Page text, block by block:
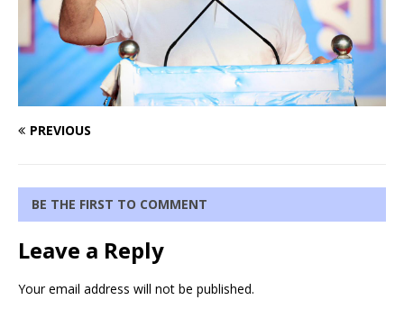
PREVIOUS
BE THE FIRST TO COMMENT
Leave a Reply
Your email address will not be published.